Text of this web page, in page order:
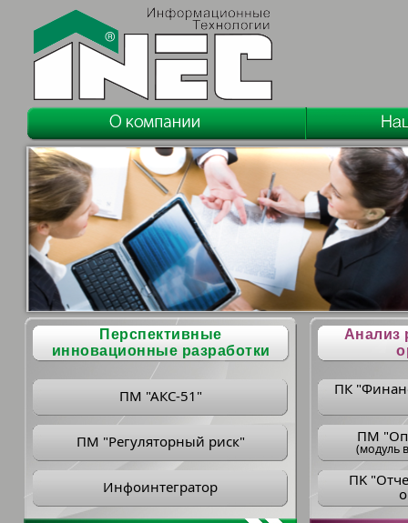
Перспективные
инновационные разработки
ПМ "АКС-51"
ПМ "Регуляторный риск"
Инфоинтегратор
Анализ
ПК
ПM
(модуль
ПK